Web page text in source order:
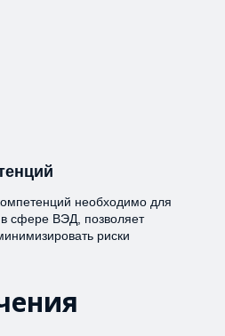
необходимо для
сфере ВЭД, позволяет
риски